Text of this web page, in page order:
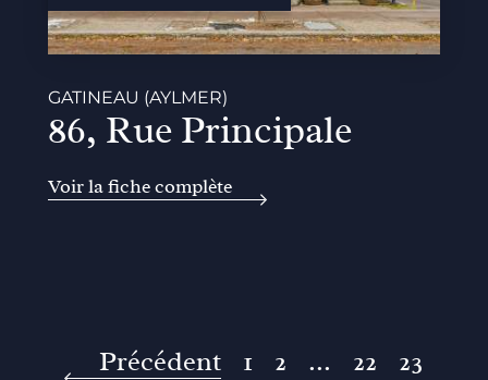
GATINEAU (AYLMER)
86, Rue Principale
Voir la fiche complète
Précédent 1 2 ... 22
23